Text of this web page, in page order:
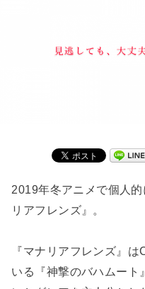
2019年冬アニメで個人
リアフレンズ』。
『マナリアフレンズ』
いる『神撃のバハムート